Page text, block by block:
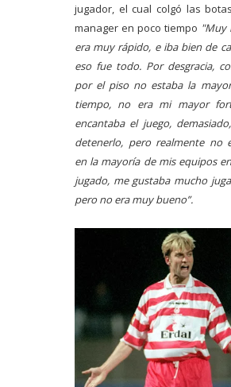
jugador, el cual colgó las
manager en poco tiempo "Muy
era muy rápido, e iba bien de
eso fue todo. Por desgracia,
por el piso no estaba la
tiempo, no era mi mayor
encantaba el juego,
detenerlo, pero realmente no
en la mayoría de mis equipos
jugado, me gustaba mucho
pero no era muy bueno”.